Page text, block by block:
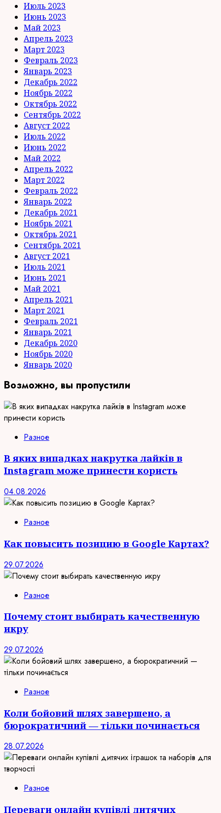
Июль 2023
Июнь 2023
Май 2023
Апрель 2023
Март 2023
Февраль 2023
Январь 2023
Декабрь 2022
Ноябрь 2022
Октябрь 2022
Сентябрь 2022
Август 2022
Июль 2022
Июнь 2022
Май 2022
Апрель 2022
Март 2022
Февраль 2022
Январь 2022
Декабрь 2021
Ноябрь 2021
Октябрь 2021
Сентябрь 2021
Август 2021
Июль 2021
Июнь 2021
Май 2021
Апрель 2021
Март 2021
Февраль 2021
Январь 2021
Декабрь 2020
Ноябрь 2020
Январь 2020
Возможно, вы пропустили
Разное
В яких випадках накрутка лайків в
Instagram може принести користь
04.08.2026
Разное
Как повысить позицию в Google Картах?
29.07.2026
Разное
Почему стоит выбирать качественную
икру
29.07.2026
Разное
Коли бойовий шлях завершено, а
бюрократичний — тільки починається
28.07.2026
Разное
Переваги онлайн купівлі дитячих